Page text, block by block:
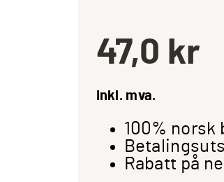
47,0 kr
Inkl. mva.
100% norsk
Rabatt på